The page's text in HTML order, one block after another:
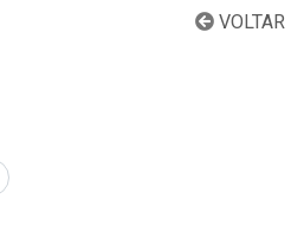
VOLTAR